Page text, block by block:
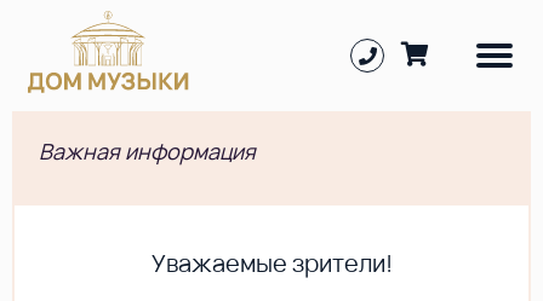
Важная информация
Уважаемые зрители!